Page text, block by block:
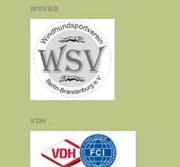
WSVBB
VDH